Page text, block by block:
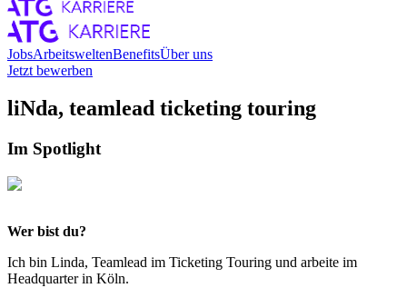
JobsArbeitsweltenBenefitsÜber uns
Jetzt bewerben
liNda, teamlead ticketing touring
Im Spotlight
Wer bist du?
Ich bin Linda, Teamlead im Ticketing Touring und arbeite im
Headquarter in Köln.